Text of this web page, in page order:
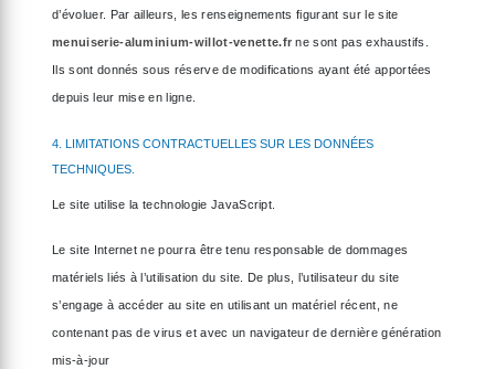
d’évoluer. Par ailleurs, les renseignements figurant sur le site
menuiserie-aluminium-willot-venette.fr ne sont pas exhaustifs.
Ils sont donnés sous réserve de modifications ayant été apportées
depuis leur mise en ligne.
4. LIMITATIONS CONTRACTUELLES SUR LES DONNÉES
TECHNIQUES.
Le site utilise la technologie JavaScript.
Le site Internet ne pourra être tenu responsable de dommages
matériels liés à l’utilisation du site. De plus, l’utilisateur du site
s’engage à accéder au site en utilisant un matériel récent, ne
contenant pas de virus et avec un navigateur de dernière génération
mis-à-jour